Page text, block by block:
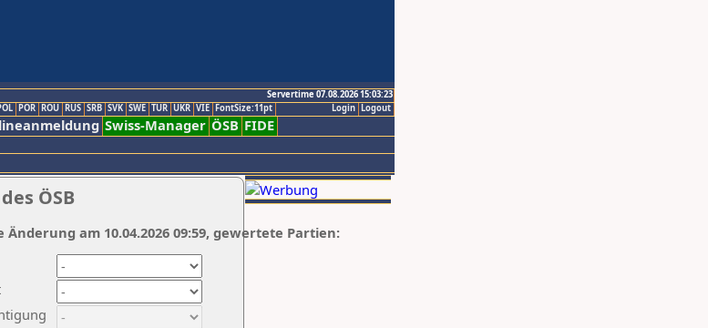
Servertime 07.08.2026 15:03:23
Logout
Login
POR ROU RUS SRB SVK SWE TUR UKR VIE FontSize:11pt
Swiss-Manager ÖSB FIDE
ÖSB
Änderung am 10.04.2026 09:59, gewertete Partien: